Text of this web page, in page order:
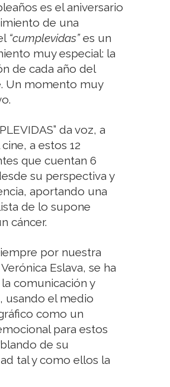
es el aniversario
de una
“cumplevidas”es un
muy especial: la
de cada año del
Un momento muy
da voz, a
a estos 12
que cuentan 6
su perspectiva y
aportando una
de lo supone
cáncer.
por nuestra
Eslava, se ha
comunicación y
usando el medio
como un
para estos
de su
tal y como ellos la